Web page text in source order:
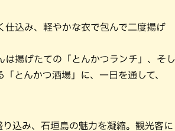
仕込み、軽やかな衣で包んで二度揚げ
揚げたての「とんかつランチ」、そし
とんかつ酒場」に、一日を通して、
込み、石垣島の魅力を凝縮。観光客に